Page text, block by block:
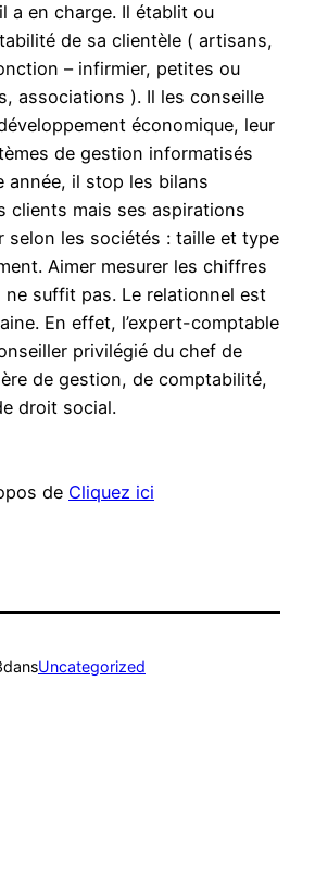
a en charge. Il établit ou
de sa clientèle ( artisans,
– infirmier, petites ou
associations ). Il les conseille
économique, leur
de gestion informatisés
année, il stop les bilans
clients mais ses aspirations
selon les sociétés : taille et type
Aimer mesurer les chiffres
ne suffit pas. Le relationnel est
En effet, l’expert-comptable
privilégié du chef de
de gestion, de comptabilité,
droit social.
de Cliquez ici
dansUncategorized